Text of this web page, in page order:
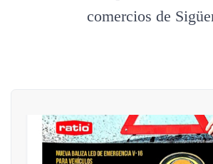
comercios de